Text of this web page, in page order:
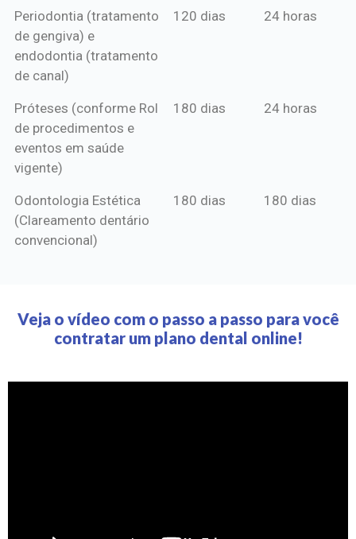
Periodontia (tratamento
de gengiva) e
endodontia (tratamento
de canal)
120 dias 24 horas
Próteses (conforme Rol
de procedimentos e
eventos em saúde
vigente)
180 dias 24 horas
Odontologia Estética
(Clareamento dentário
convencional)
180 dias 180 dias
Veja o vídeo com o passo a passo para você
contratar um plano dental online!